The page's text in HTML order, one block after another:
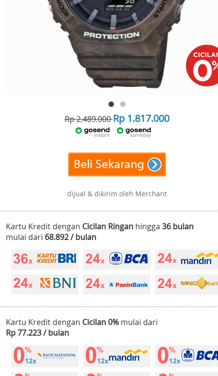
Rp 2.489.000Rp 1.817.000
dijual & dikirim oleh Merchant
Kartu Kredit dengan Cicilan Ringan hingga 36 bulan
mulai dari 68.892 / bulan
Kartu Kredit dengan Cicilan 0% mulai dari
Rp 77.223 / bulan